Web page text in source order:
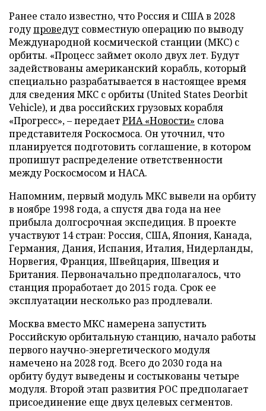
Ранее стало известно, что Россия и США в 2028
годупроведут совместную операцию по выводу
Международной космической станции (МКС) с
орбиты. «Процесс займет около двух лет. Будут
задействованы американский корабль, который
специально разрабатывается в настоящее время
для сведения МКС с орбиты (United States Deorbit
Vehicle), и два российских грузовых корабля
«Прогресс», – передаетРИА «Новости» слова
представителя Роскосмоса. Он уточнил, что
планируется подготовить соглашение, в котором
пропишут распределение ответственности
между Роскосмосом и НАСА.
Напомним, первый модуль МКС вывели на орбиту
в ноябре 1998 года, а спустя два года на нее
прибыла долгосрочная экспедиция. В проекте
участвуют 14 стран: Россия, США, Япония, Канада,
Германия, Дания, Испания, Италия, Нидерланды,
Норвегия, Франция, Швейцария, Швеция и
Британия. Первоначально предполагалось, что
станция проработает до 2015 года. Срок ее
эксплуатации несколько раз продлевали.
Москва вместо МКС намерена запустить
Российскую орбитальную станцию, начало работы
первого научно-энергетического модуля
намечено на 2028 год. Всего до 2030 года на
орбиту будут выведены и состыкованы четыре
модуля. Второй этап развития РОС предполагает
присоединение еще двух целевых сегментов.